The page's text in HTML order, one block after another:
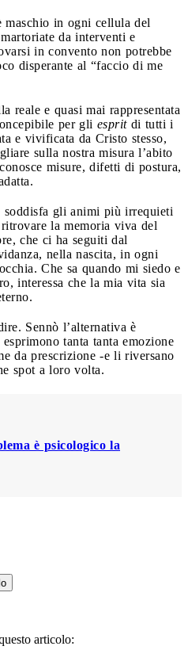
maschio in ogni cellula del
da interventi e
in convento non potrebbe
disperante al “faccio di me
reale e quasi mai rappresentata
per gli espritdi tutti i
e vivificata da Cristo stesso,
sulla nostra misura l’abito
misure, difetti di postura,
soddisfa gli animi più irrequieti
la memoria viva del
che ci ha seguiti dal
nella nascita, in ogni
Che sa quando mi siedo e
interessa che la mia vita sia
Sennò l’alternativa è
tanta tanta emozione
da prescrizione -e li riversano
spot a loro volta.
è psicologico la
articolo: